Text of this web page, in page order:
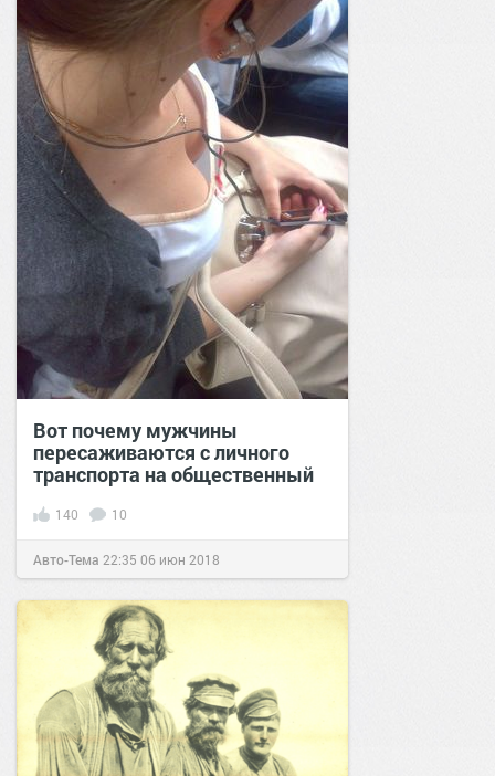
Вот почему мужчины
пересаживаются с личного
транспорта на общественный
140 10
Авто-Тема 22:35 06 июн 2018